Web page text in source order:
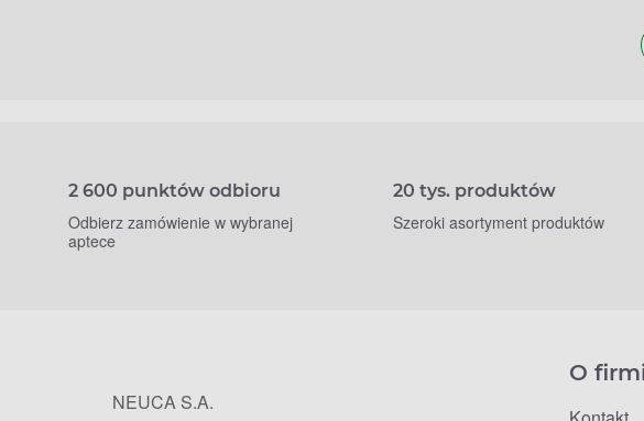
2 600 punktów odbioru
Odbierz zamówienie w wybranej
aptece
20 tys. produktów
Szeroki asortyment produktów
NEUCA S.A.
O